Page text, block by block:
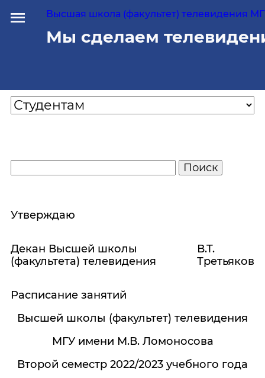
Высшая школа (факультет) телевидения
Мы сделаем
Утверждаю
Декан Высшей школы
(факультета) телевидения
В.Т.
Третьяков
Расписание занятий
Высшей школы (факультет) телевидения
МГУ имени М.В. Ломоносова
Второй семестр 2022/2023 учебного года